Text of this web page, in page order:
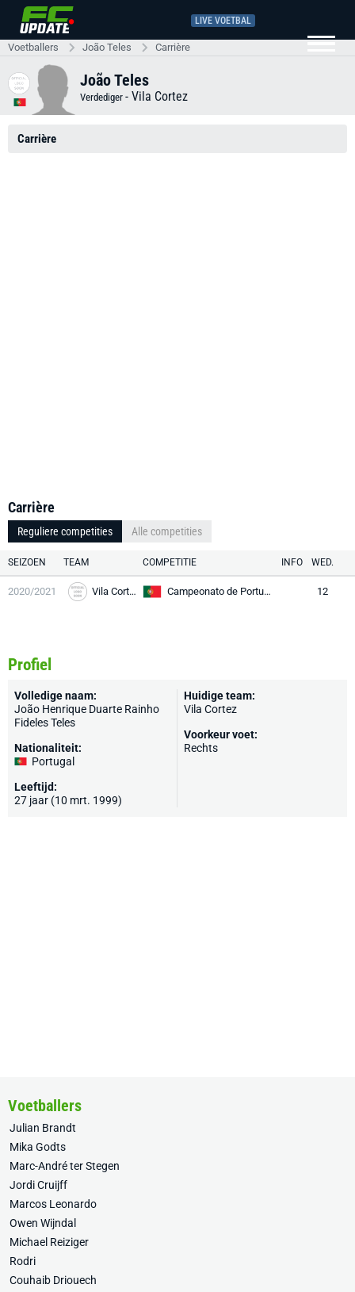
LIVE VOETBAL
Voetballers João Teles Carrière
João Teles
Verdediger - Vila Cortez
Carrière
Carrière
Reguliere competities Alle competities
SEIZOEN TEAM COMPETITIE INFO WED.
2020/2021 Vila Cortez Campeonato de Portugal Prio 12
Profiel
Volledige naam:
João Henrique Duarte Rainho
Fideles Teles
Nationaliteit:
Portugal
Leeftijd:
27 jaar (10 mrt. 1999)
Huidige team:
Vila Cortez
Voorkeur voet:
Rechts
Voetballers
Julian Brandt
Mika Godts
Marc-André ter Stegen
Jordi Cruijff
Marcos Leonardo
Owen Wijndal
Michael Reiziger
Rodri
Couhaib Driouech